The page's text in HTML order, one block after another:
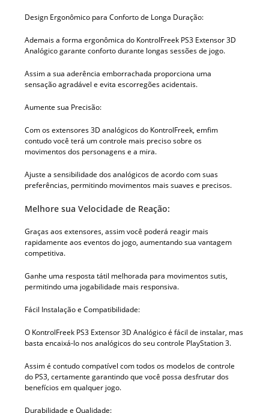
Design Ergonômico para Conforto de Longa Duração:
Ademais a forma ergonômica do KontrolFreek PS3 Extensor 3D
Analógico garante conforto durante longas sessões de jogo.
Assim a sua aderência emborrachada proporciona uma
sensação agradável e evita escorregões acidentais.
Aumente sua Precisão:
Com os extensores 3D analógicos do KontrolFreek, emfim
contudo você terá um controle mais preciso sobre os
movimentos dos personagens e a mira.
Ajuste a sensibilidade dos analógicos de acordo com suas
preferências, permitindo movimentos mais suaves e precisos.
Melhore sua Velocidade de Reação:
Graças aos extensores, assim você poderá reagir mais
rapidamente aos eventos do jogo, aumentando sua vantagem
competitiva.
Ganhe uma resposta tátil melhorada para movimentos sutis,
permitindo uma jogabilidade mais responsiva.
Fácil Instalação e Compatibilidade:
O KontrolFreek PS3 Extensor 3D Analógico é fácil de instalar, mas
basta encaixá-lo nos analógicos do seu controle PlayStation 3.
Assim é contudo compatível com todos os modelos de controle
do PS3, certamente garantindo que você possa desfrutar dos
benefícios em qualquer jogo.
Durabilidade e Qualidade: